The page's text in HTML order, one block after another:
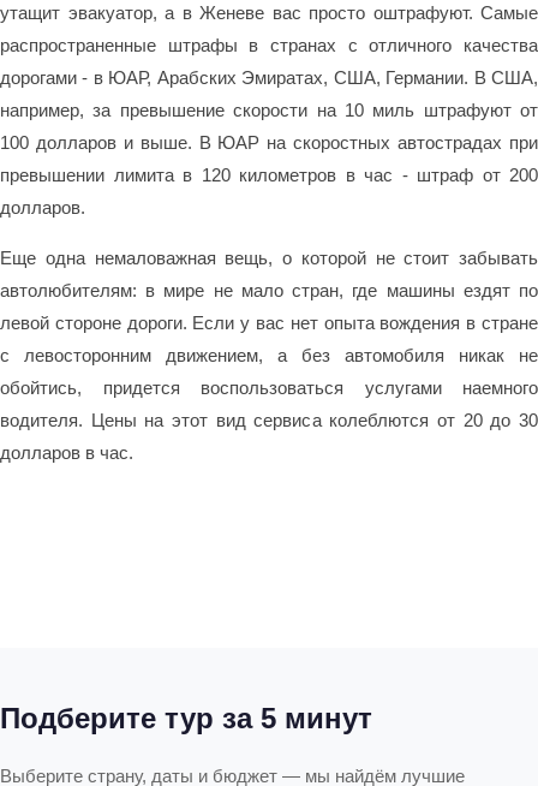
утащит эвакуатор, а в Женеве вас просто оштрафуют. Самые
распространенные штрафы в странах с отличного качества
дорогами - в ЮАР, Арабских Эмиратах, США, Германии. В США,
например, за превышение скорости на 10 миль штрафуют от
100 долларов и выше. В ЮАР на скоростных автострадах при
превышении лимита в 120 километров в час - штраф от 200
долларов.
Еще одна немаловажная вещь, о которой не стоит забывать
автолюбителям: в мире не мало стран, где машины ездят по
левой стороне дороги. Если у вас нет опыта вождения в стране
с левосторонним движением, а без автомобиля никак не
обойтись, придется воспользоваться услугами наемного
водителя. Цены на этот вид сервиса колеблются от 20 до 30
долларов в час.
Подберите тур за 5 минут
Выберите страну, даты и бюджет — мы найдём лучшие